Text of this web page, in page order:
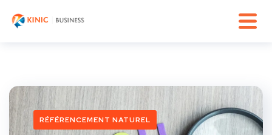
RÉFÉRENCEMENT NATUREL